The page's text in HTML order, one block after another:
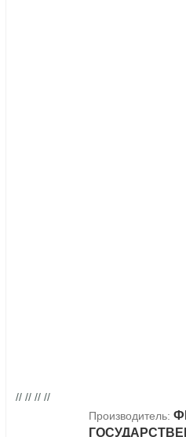
// // // //
Производитель: